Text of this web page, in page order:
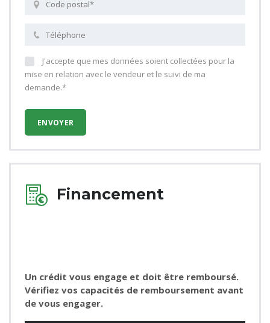
J'accepte que mes données soient collectées pour la
mise en relation avec le vendeur et le suivi de ma
demande.*
Financement
Un crédit vous engage et doit être remboursé.
Vérifiez vos capacités de remboursement avant
de vous engager.